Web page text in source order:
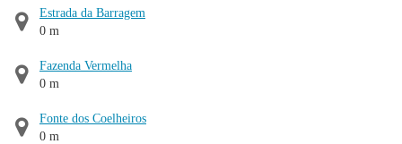
Estrada da Barragem
0 m
Fazenda Vermelha
0 m
Fonte dos Coelheiros
0 m